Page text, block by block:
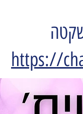
https://